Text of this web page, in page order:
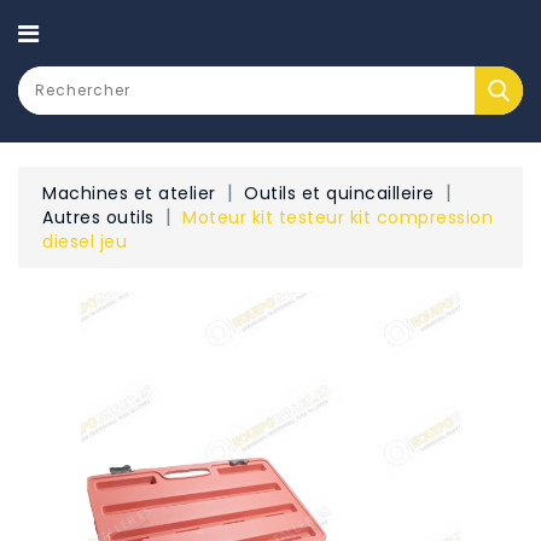
CATEGORY
Machines et atelier
Outils et quincailleire
Autres outils
Moteur kit testeur kit compression
diesel jeu